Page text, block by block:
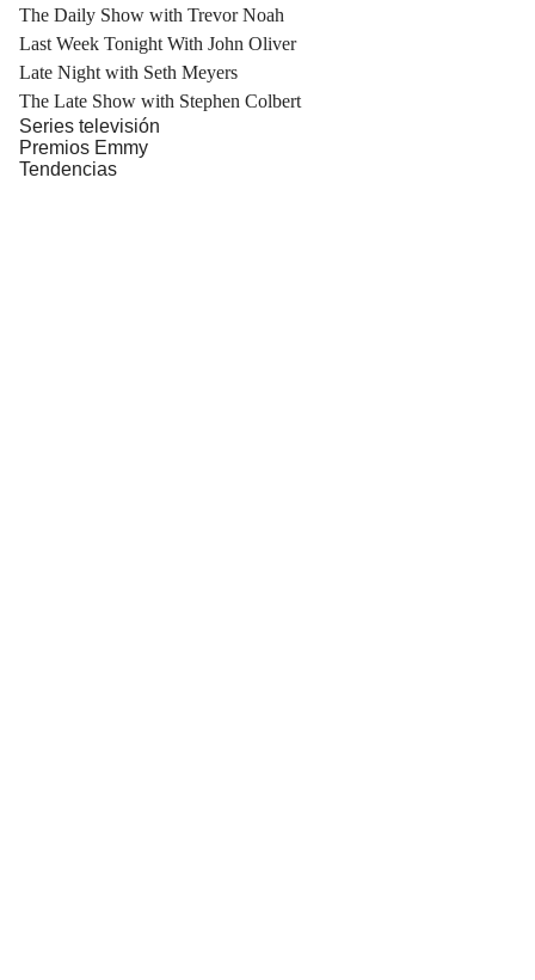
The Daily Show with Trevor Noah
Last Week Tonight With John Oliver
Late Night with Seth Meyers
The Late Show with Stephen Colbert
Series televisión
Premios Emmy
Tendencias